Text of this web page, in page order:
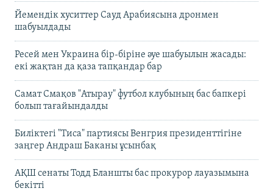
Йемендік хуситтер Сауд Арабиясына дронмен
шабуылдады
Ресей мен Украина бір-біріне әуе шабуылын жасады:
екі жақтан да қаза тапқандар бар
Самат Смақов "Атырау" футбол клубының бас бапкері
болып тағайындалды
Биліктегі "Тиса" партиясы Венгрия президенттігіне
заңгер Андраш Баканы ұсынбақ
АҚШ сенаты Тодд Бланшты бас прокурор лауазымына
бекітті